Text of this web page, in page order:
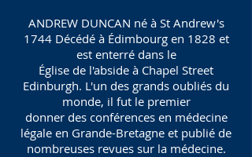
ANDREW DUNCAN né à St Andrew's
1744 Décédé à Édimbourg en 1828 et
est enterré dans le
Église de l'abside à Chapel Street
Edinburgh. L'un des grands oubliés du
monde, il fut le premier
donner des conférences en médecine
légale en Grande-Bretagne et publié de
nombreuses revues sur la médecine.